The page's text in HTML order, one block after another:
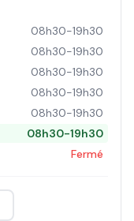
08h30-19h30
08h30-19h30
08h30-19h30
08h30-19h30
08h30-19h30
08h30-19h30
Fermé